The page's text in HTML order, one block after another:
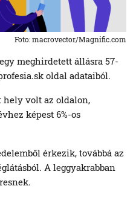
Foto: macrovector/Magnific.com
oldal adataiból.
hely volt az oldalon,
képest 6%-os
érkezik, továbbá az
A leggyakrabban